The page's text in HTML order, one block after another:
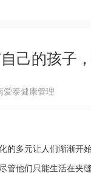
己的孩子
泰健康管理
的多元让人们渐渐开
管他们只能生活在夹